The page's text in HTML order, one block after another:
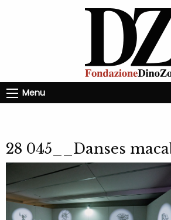
Menu
28 045__Danses